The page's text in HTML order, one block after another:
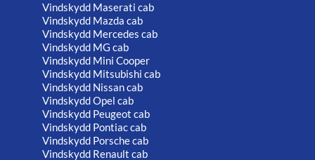
Vindskydd Maserati cab
Vindskydd Mazda cab
Vindskydd Mercedes cab
Vindskydd MG cab
Vindskydd Mini Cooper
Vindskydd Mitsubishi cab
Vindskydd Nissan cab
Vindskydd Opel cab
Vindskydd Peugeot cab
Vindskydd Pontiac cab
Vindskydd Porsche cab
Vindskydd Renault cab